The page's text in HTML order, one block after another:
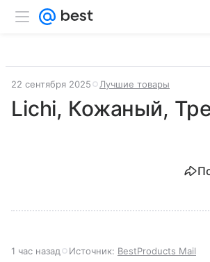
22 сентября 2025 Лучшие товары
Lichi, Кожаный,
1 час назад Источник: BestProducts Mail